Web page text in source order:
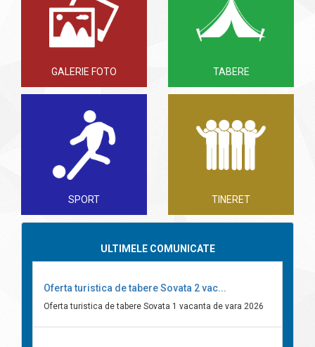
GALERIE FOTO TABERE
SPORT TINERET
ULTIMELE COMUNICATE
Oferta turistica de tabere Sovata 2 vac...
Oferta turistica de tabere Sovata 1 vacanta de vara 2026